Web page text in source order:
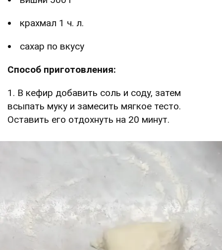
крахмал 1 ч. л.
сахар по вкусу
Способ приготовления:
1. В кефир добавить соль и соду, затем
всыпать муку и замесить мягкое тесто.
Оставить его отдохнуть на 20 минут.